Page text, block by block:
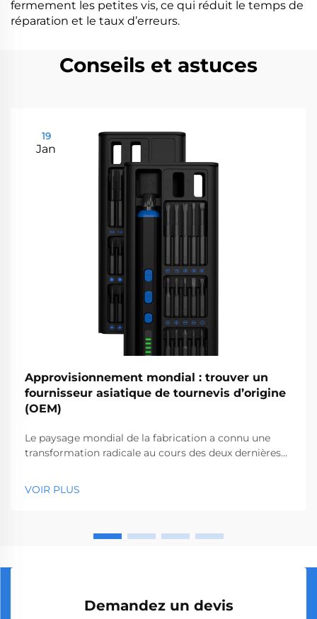
fermement les petites vis, ce qui réduit le temps de
réparation et le taux d’erreurs.
Conseils et astuces
19
Jan
Approvisionnement mondial : trouver un
fournisseur asiatique de tournevis d’origine
(OEM)
Le paysage mondial de la fabrication a connu une
transformation radicale au cours des deux dernières
d’origine (OEM) dans d’innombrables secteurs
VOIR PLUS
Demandez un devis